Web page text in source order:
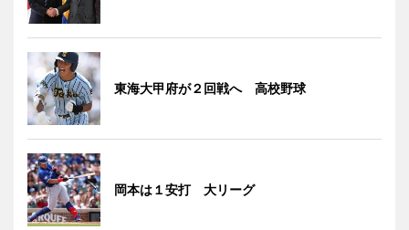
東海大甲府が２回戦へ 高校野球
岡本は１安打 大リーグ